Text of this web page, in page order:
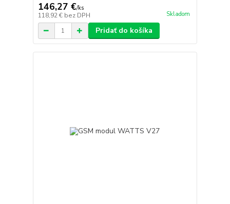
146,27 €/ks
118,92 € bez DPH Skladom
Pridať do košíka